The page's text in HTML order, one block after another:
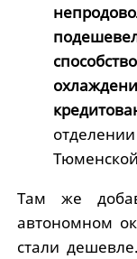
Там же
автономном
стали